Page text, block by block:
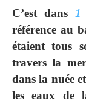
C’est dans1
référence au
étaient tous
travers la
dans la nuée
les eaux de